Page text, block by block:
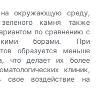
на окружающую среду,
камня также
по сравнению с
борами. При
образуется меньше
что делает их более
клиник,
свое воздействие на